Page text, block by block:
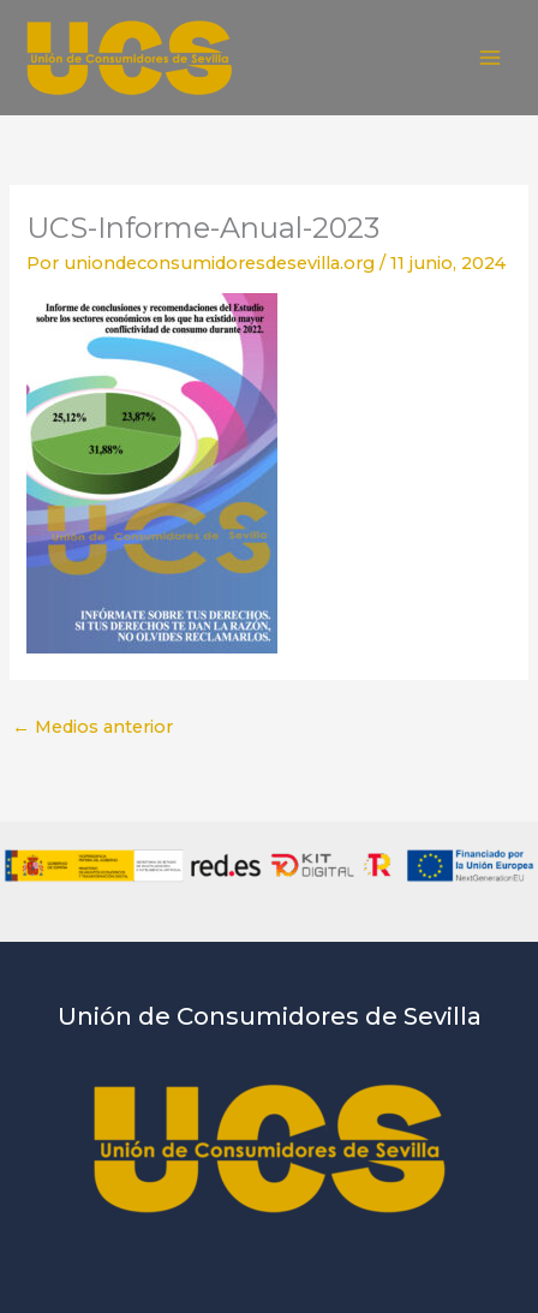
contenido
UCS-Informe-Anual-2023
Por uniondeconsumidoresdesevilla.org/11 junio, 2024
← Medios anterior
Unión de Consumidores de Sevilla